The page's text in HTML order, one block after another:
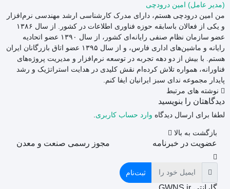
(مدیر عامل) امین درودچی
من امین درودچی هستم، دارای مدرک کارشناسی ارشد مهندسی نرم‌افزار
و یکی از فعالان باسابقه حوزه فناوری اطلاعات در کشور. از سال ۱۳۸۶
عضو سازمان نظام صنفی رایانه‌ای کشور، از سال ۱۳۹۰ عضو اتحادیه
رایانه و ماشین‌های اداری فارس، و از سال ۱۳۹۵ عضو اتاق بازرگانان ایران
هستم. با بیش از دو دهه تجربه در توسعه نرم‌افزار و مدیریت پروژه‌های
فناورانه، همواره تلاش کرده‌ام نقش کلیدی در هدایت استراتژیک و رشد
پایدار مجموعه ندای سبز ایرانیان ایفا کنم.
نوشته های مرتبط
دیدگاهتان را بنویسید
لطفا برای ارسال دیدگاه وارد حساب کاربری
بازگشت به بالا
عضویت در خبرنامه
ثبت‌نام
مجوز رسمی صنعت و معدن